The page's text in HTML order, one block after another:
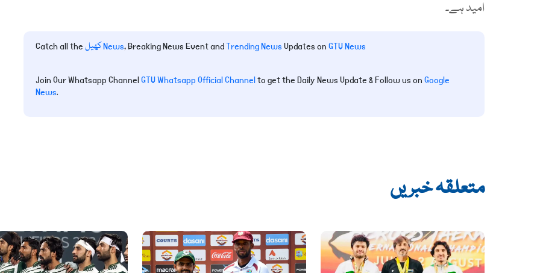
امید ہے۔
Catch all the کھیل News, Breaking News Event andTrending NewsUpdates onGTV News
Join Our Whatsapp ChannelGTV Whatsapp Official Channelto get the Daily News Update & Follow us onGoogle
News.
متعلقہ خبریں